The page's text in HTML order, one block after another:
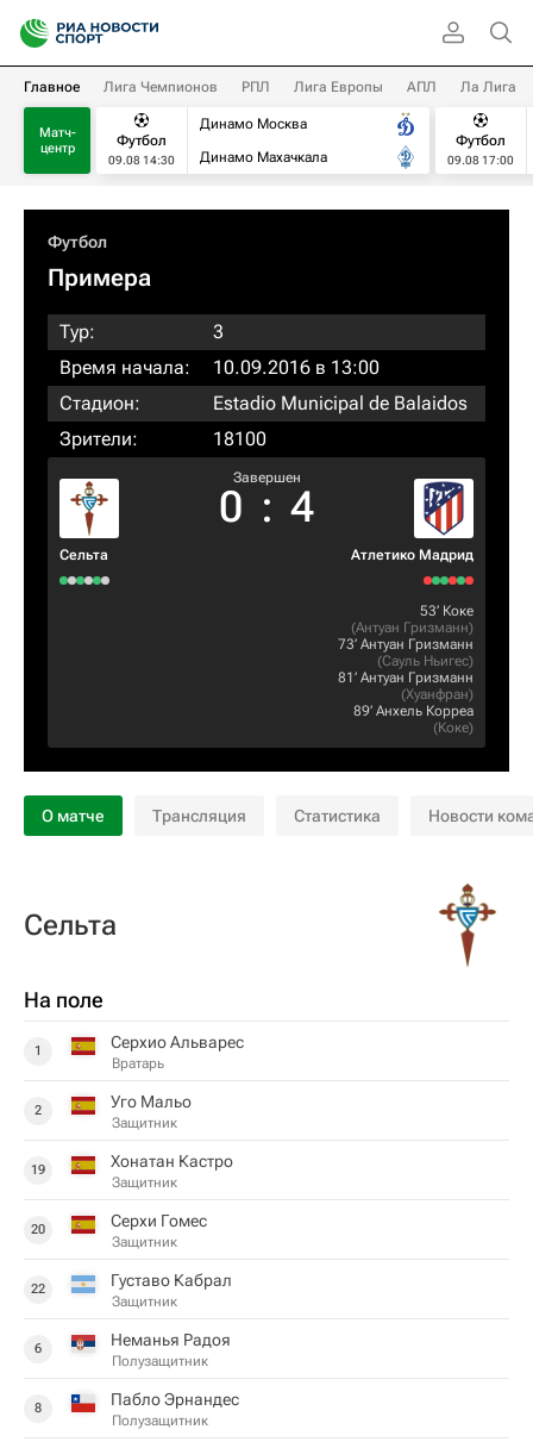
Главное Лига Чемпионов РПЛ Лига Европы АПЛ Ла Лига
Матч-
центр
Футбол
09.08 14:30
Динамо Москва
Динамо Махачкала
Футбол
09.08 17:00
Футбол
Примера
Тур:
3
Время начала:
10.09.2016 в 13:00
Стадион:
Estadio Municipal de Balaidos
Зрители:
18100
Сельта
Завершен
0 : 4
Атлетико Мадрид
53‎’‎ Коке
(Антуан Гризманн)
73‎’‎ Антуан Гризманн
(Сауль Ньигес)
81‎’‎ Антуан Гризманн
(Хуанфран)
89‎’‎ Анхель Корреа
(Коке)
О матче Трансляция Статистика Новости
Сельта
На поле
1 Серхио Альварес
Вратарь
2 Уго Мальо
Защитник
19 Хонатан Кастро
Защитник
20 Серхи Гомес
Защитник
22 Густаво Кабрал
Защитник
6 Неманья Радоя
Полузащитник
8 Пабло Эрнандес
Полузащитник